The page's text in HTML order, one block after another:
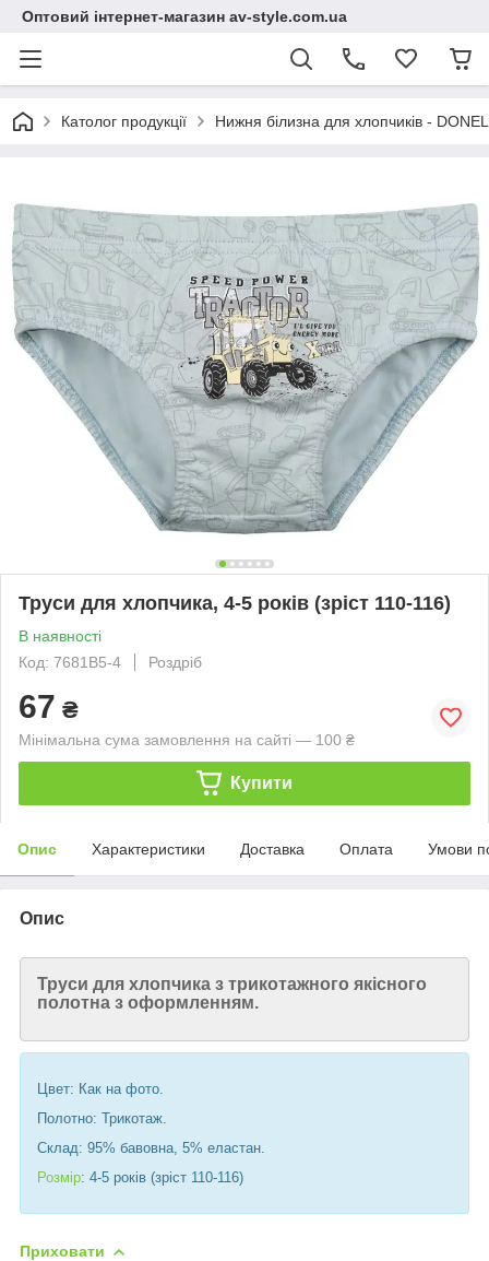
Оптовий інтернет-магазин av-style.com.ua
Католог продукції Нижня білизна для хлопчиків -
Труси для хлопчика, 4-5 років (зріст 110-116)
В наявності
Код: 7681B5-4
Роздріб
67 ₴
Мінімальна сума замовлення на сайті — 100 ₴
Купити
Опис Характеристики Доставка Оплата Умови
Опис
Труси для хлопчика з трикотажного якісного
полотна з оформленням.
Цвет: Как на фото.
Полотно: Трикотаж.
Склад: 95% бавовна, 5% еластан.
Розмір: 4-5 років (зріст 110-116)
Приховати